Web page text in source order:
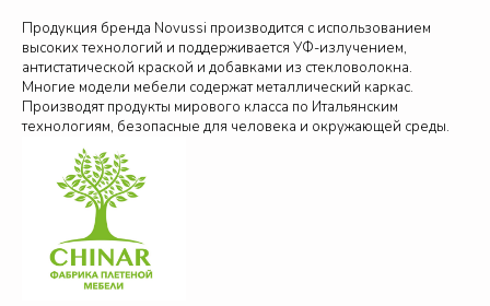
Продукция бренда Novussi производится с использованием
высоких технологий и поддерживается УФ-излучением,
антистатической краской и добавками из стекловолокна.
Многие модели мебели содержат металлический каркас.
Производят продукты мирового класса по Итальянским
технологиям, безопасные для человека и окружающей среды.